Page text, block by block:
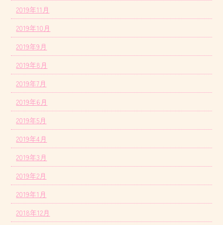
2019年11月
2019年10月
2019年9月
2019年8月
2019年7月
2019年6月
2019年5月
2019年4月
2019年3月
2019年2月
2019年1月
2018年12月